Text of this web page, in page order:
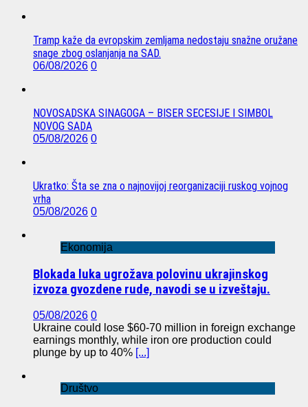
Tramp kaže da evropskim zemljama nedostaju snažne oružane
snage zbog oslanjanja na SAD.
06/08/2026 0
NOVOSADSKA SINAGOGA – BISER SECESIJE I SIMBOL
NOVOG SADA
05/08/2026 0
Ukratko: Šta se zna o najnovijoj reorganizaciji ruskog vojnog
vrha
05/08/2026 0
Ekonomija
Blokada luka ugrožava polovinu ukrajinskog
izvoza gvozdene rude, navodi se u izveštaju.
05/08/2026 0
Ukraine could lose $60-70 million in foreign exchange
earnings monthly, while iron ore production could
plunge by up to 40% [...]
Društvo